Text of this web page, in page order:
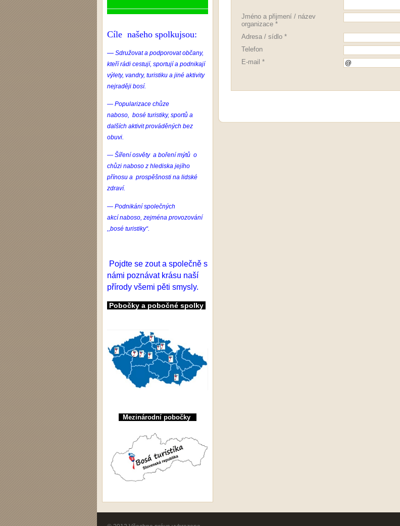
Cíle našeho spolkujsou:
— Sdružovat a podporovat občany,
kteří rádi cestují, sportují a podnikají
výlety, vandry, turistiku a jiné aktivity
nejraději bosí.
— Popularizace chůze
naboso, bosé turistiky, sportů a
dalších aktivit prováděných bez
obuvi.
— Šíření osvěty a boření mýtů o
chůzi naboso z hlediska jejího
přínosu a prospěšnosti na lidské
zdraví.
— Podnikání společných
akcínaboso , zejména provozování
,,bosé turistiky“.
Pojdte se zout a společně s
námi poznávat krásu naší
přírody všemi pěti smysly.
Pobočky a pobočné spolky
Mezinárodní pobočky
Jméno a přijmení / název
organizace *
Adresa / sídlo *
Telefon
E-mail *